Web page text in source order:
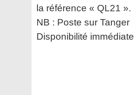
la référence « QL21 ».
NB : Poste sur Tanger
Disponibilité immédiate